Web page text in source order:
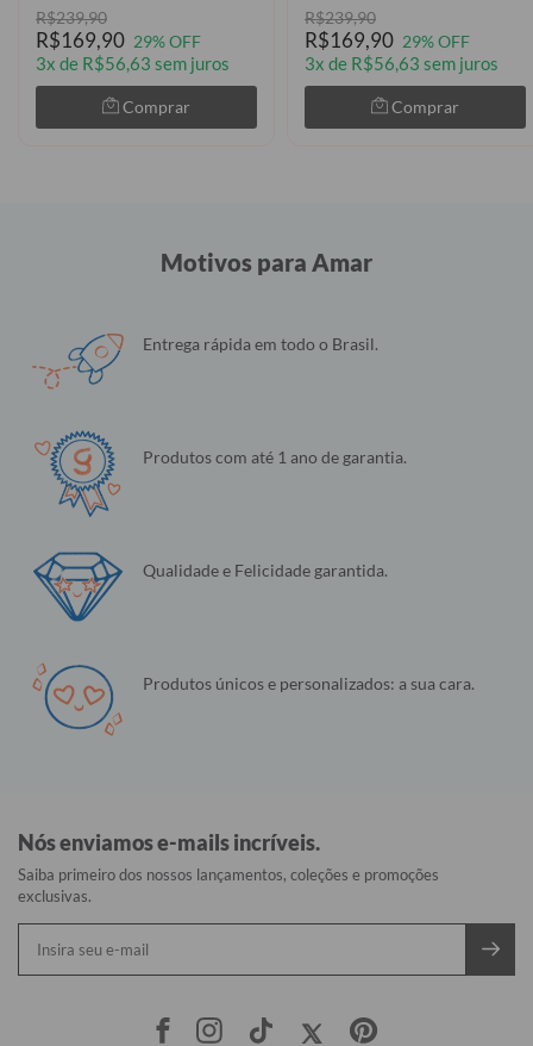
R$239,90
R$169,90 29% OFF
3x de R$56,63 sem juros
Comprar
R$239,90
R$169,90 29% OFF
3x de R$56,63 sem juros
Comprar
Motivos para Amar
Entrega rápida em todo o Brasil.
Produtos com até 1 ano de garantia.
Qualidade e Felicidade garantida.
Produtos únicos e personalizados: a sua cara.
Nós enviamos e-mails incríveis.
Saiba primeiro dos nossos lançamentos, coleções e promoções
exclusivas.